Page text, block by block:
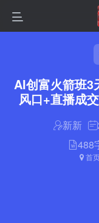
AI创富火箭班3
风口+直播成
新新
488
首